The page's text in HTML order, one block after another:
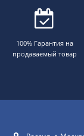
100% Гарантия на
продаваемый товар